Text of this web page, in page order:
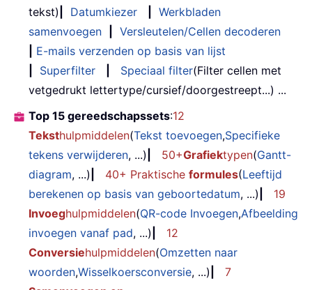
tekst)
Datumkiezer
Werkbladen
samenvoegen
Versleutelen/Cellen decoderen
E-mails verzenden op basis van lijst
Superfilter Speciaal filter(Filter cellen met
vetgedrukt lettertype/cursief/doorgestreept...) ...
Top 15 gereedschapssets:12
Teksthulpmiddelen(Tekst toevoegen,Specifieke
tekens verwijderen, ...) 50+Grafiektypen(Gantt-
diagram, ...) 40+ Praktische formules(Leeftijd
berekenen op basis van geboortedatum, ...)
19
Invoeghulpmiddelen(QR-code Invoegen,Afbeelding
invoegen vanaf pad, ...)
12
Conversiehulpmiddelen(Omzetten naar
woorden,Wisselkoersconversie, ...)
7